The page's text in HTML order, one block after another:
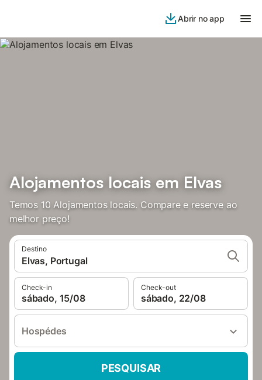
Abrir no app
Alojamentos locais em Elvas
Temos 10 Alojamentos locais. Compare e reserve ao
melhor preço!
Destino
Elvas, Portugal
Check-in
sábado, 15/08
Check-out
sábado, 22/08
Hospédes
PESQUISAR